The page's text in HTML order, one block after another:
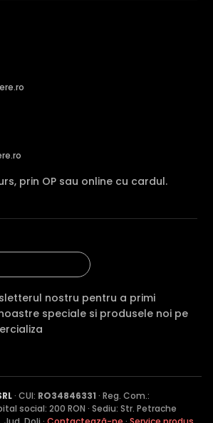
prin OP sau online cu cardul.
nostru pentru a primi
speciale si produsele noi pe
· CUI: RO34846331 · Reg. Com.:
social: 200 RON · Sediu: Str. Petrache